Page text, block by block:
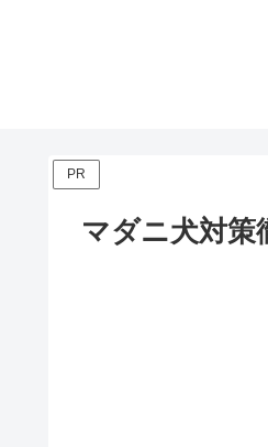
PR
マダニ犬対策